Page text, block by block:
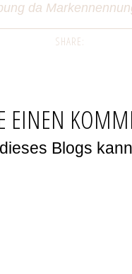
da
SHARE:
EINEN
Blogs